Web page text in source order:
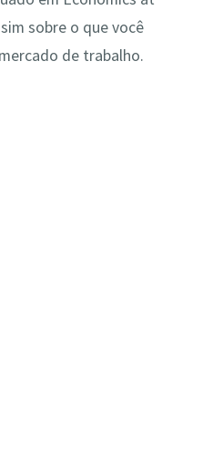
sobre o que você
de trabalho.